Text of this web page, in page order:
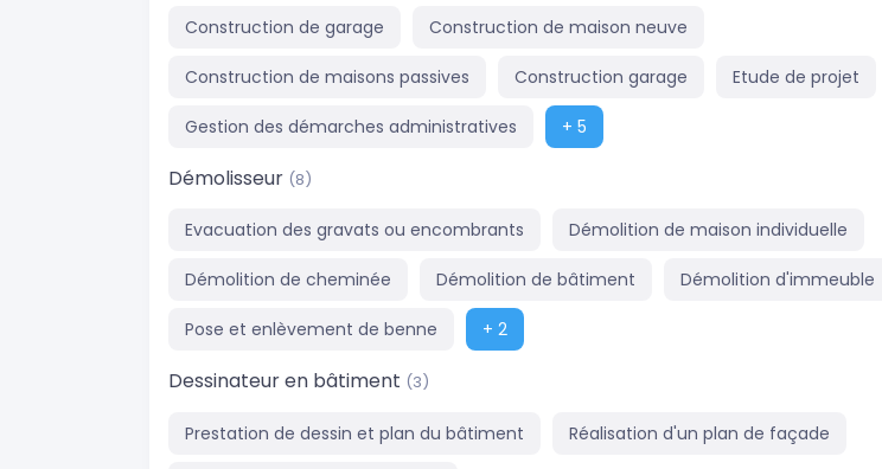
Construction de garage Construction de maison neuve
Construction de maisons passives Construction garage Etude de projet
Gestion des démarches administratives + 5
Démolisseur (8)
Evacuation des gravats ou encombrants Démolition de maison individuelle
Démolition de cheminée Démolition de bâtiment Démolition d'immeuble
Pose et enlèvement de benne + 2
Dessinateur en bâtiment (3)
Prestation de dessin et plan du bâtiment Réalisation d'un plan de façade